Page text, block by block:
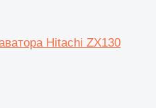
Hitachi ZX130